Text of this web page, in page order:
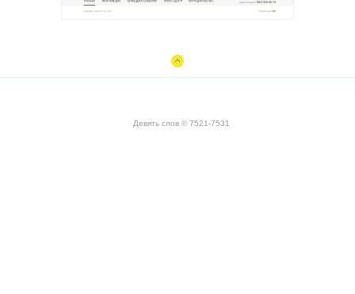
Девять слов © 7521-7531